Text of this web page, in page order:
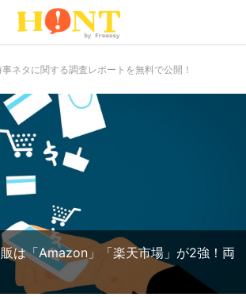
事ネタに関する調査レポートを無料で公開！
ンケート結果］副業に興味があるのは過